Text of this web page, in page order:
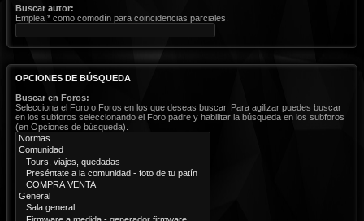
Buscar autor:
Emplea * como comodín para coincidencias parciales.
OPCIONES DE BÚSQUEDA
Buscar en Foros:
Selecciona el Foro o Foros en los que deseas buscar. Para agilizar puedes buscar
en los subforos seleccionando el Foro padre y habilitar la búsqueda en los subforos
(en Opciones de búsqueda).